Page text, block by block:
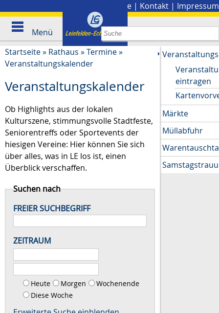
Presse | Kontakt | Impressum
Menü
Startseite» Rathaus »Termine»
Veranstaltungskalender
Veranstaltungskalender
Ob Highlights aus der lokalen
Kulturszene, stimmungsvolle Stadtfeste,
Seniorentreffs oder Sportevents der
hiesigen Vereine: Hier können Sie sich
über alles, was in LE los ist, einen
Überblick verschaffen.
Suchen nach
FREIER SUCHBEGRIFF
ZEITRAUM
Heute Morgen
Wochenende
Diese Woche
eintragen
Märkte
Müllabfuhr